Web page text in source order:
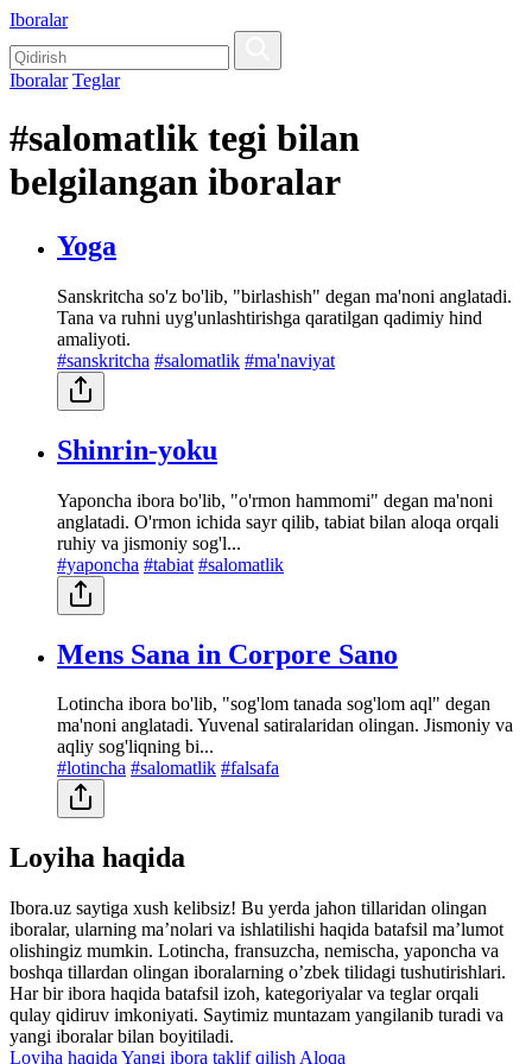
Iboralar
Iboralar Teglar
#salomatlik tegi bilan
belgilangan iboralar
Yoga
Sanskritcha so'z bo'lib, "birlashish" degan ma'noni anglatadi.
Tana va ruhni uyg'unlashtirishga qaratilgan qadimiy hind
amaliyoti.
#sanskritcha #salomatlik #ma'naviyat
Shinrin-yoku
Yaponcha ibora bo'lib, "o'rmon hammomi" degan ma'noni
anglatadi. O'rmon ichida sayr qilib, tabiat bilan aloqa orqali
ruhiy va jismoniy sog'l...
#yaponcha #tabiat #salomatlik
Mens Sana in Corpore Sano
Lotincha ibora bo'lib, "sog'lom tanada sog'lom aql" degan
ma'noni anglatadi. Yuvenal satiralaridan olingan. Jismoniy va
aqliy sog'liqning bi...
#lotincha #salomatlik #falsafa
Loyiha haqida
Ibora.uz saytiga xush kelibsiz! Bu yerda jahon tillaridan olingan
iboralar, ularning maʼnolari va ishlatilishi haqida batafsil maʼlumot
olishingiz mumkin. Lotincha, fransuzcha, nemischa, yaponcha va
boshqa tillardan olingan iboralarning oʼzbek tilidagi tushutirishlari.
Har bir ibora haqida batafsil izoh, kategoriyalar va teglar orqali
qulay qidiruv imkoniyati. Saytimiz muntazam yangilanib turadi va
yangi iboralar bilan boyitiladi.
Loyiha haqida Yangi ibora taklif qilish Aloqa